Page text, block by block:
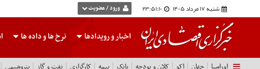
شنبه 17 مرداد 1405 23:51:11 ورود / عضویت
اخبار و رویدادها نرخ هاو داده ها